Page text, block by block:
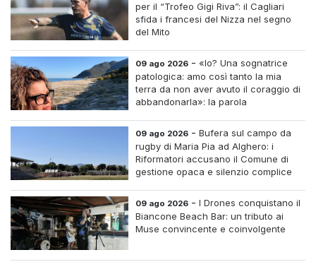
per il “Trofeo Gigi Riva”: il Cagliari
sfida i francesi del Nizza nel segno
del Mito
09 ago 2026 - «Io? Una sognatrice
patologica: amo così tanto la mia
terra da non aver avuto il coraggio di
abbandonarla»: la parola
09 ago 2026 -Bufera sul campo da
rugby di Maria Pia ad Alghero: i
Riformatori accusano il Comune di
gestione opaca e silenzio complice
09 ago 2026 -I Drones conquistano il
Biancone Beach Bar: un tributo ai
Muse convincente e coinvolgente